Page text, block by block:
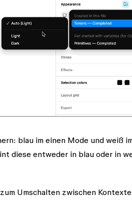
blau im einen Mode und weiß
diese entweder in blau oder in
Umschalten zwischen